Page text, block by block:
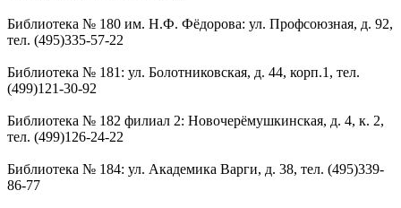
Библиотека № 180 им. Н.Ф. Фёдорова: ул. Профсоюзная, д. 92,
тел. (495)335-57-22
Библиотека № 181: ул. Болотниковская, д. 44, корп.1, тел.
(499)121-30-92
Библиотека № 182 филиал 2: Новочерёмушкинская, д. 4, к. 2,
тел. (499)126-24-22
Библиотека № 184: ул. Академика Варги, д. 38, тел. (495)339-
86-77